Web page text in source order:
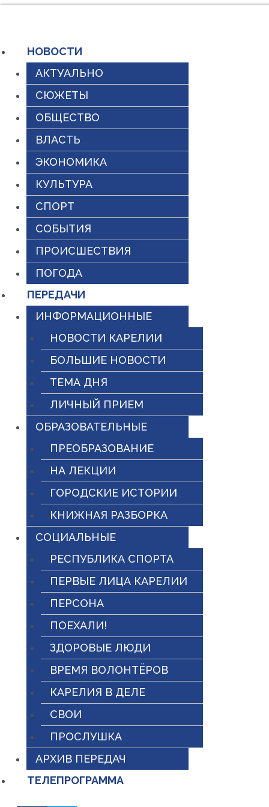
содержимому
НОВОСТИ
АКТУАЛЬНО
СЮЖЕТЫ
ОБЩЕСТВО
ВЛАСТЬ
ЭКОНОМИКА
КУЛЬТУРА
СПОРТ
СОБЫТИЯ
ПРОИСШЕСТВИЯ
ПОГОДА
ПЕРЕДАЧИ
ИНФОРМАЦИОННЫЕ
НОВОСТИ КАРЕЛИИ
БОЛЬШИЕ НОВОСТИ
ТЕМА ДНЯ
ЛИЧНЫЙ ПРИЕМ
ОБРАЗОВАТЕЛЬНЫЕ
ПРЕОБРАЗОВАНИЕ
НА ЛЕКЦИИ
ГОРОДСКИЕ ИСТОРИИ
КНИЖНАЯ РАЗБОРКА
СОЦИАЛЬНЫЕ
РЕСПУБЛИКА СПОРТА
ПЕРВЫЕ ЛИЦА КАРЕЛИИ
ПЕРСОНА
ПОЕХАЛИ!
ЗДОРОВЫЕ ЛЮДИ
ВРЕМЯ ВОЛОНТЁРОВ
КАРЕЛИЯ В ДЕЛЕ
СВОИ
ПРОСЛУШКА
АРХИВ ПЕРЕДАЧ
ТЕЛЕПРОГРАММА